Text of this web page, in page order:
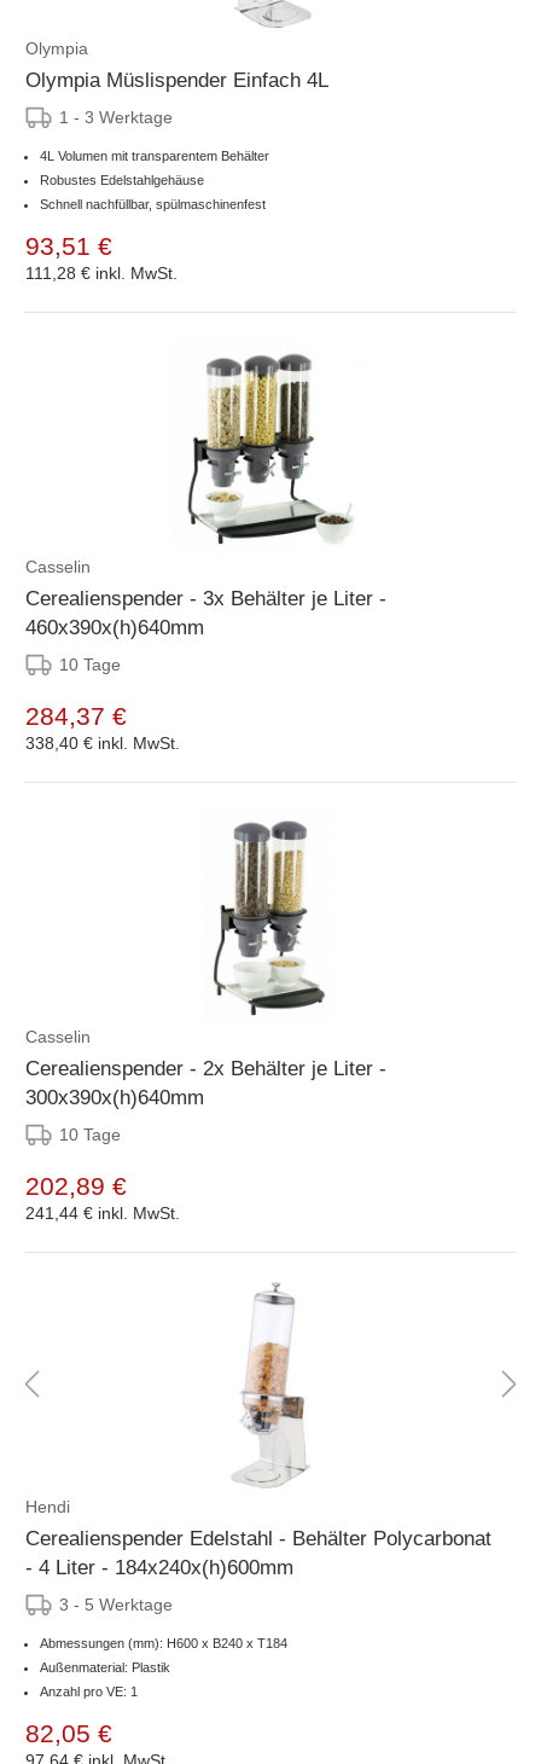
Olympia
Olympia Müslispender Einfach 4L
1 - 3 Werktage
4L Volumen mit transparentem Behälter
Robustes Edelstahlgehäuse
Schnell nachfüllbar, spülmaschinenfest
93,51 €
111,28 € inkl. MwSt.
Casselin
Cerealienspender - 3x Behälter je Liter -
460x390x(h)640mm
10 Tage
284,37 €
338,40 € inkl. MwSt.
Casselin
Cerealienspender - 2x Behälter je Liter -
300x390x(h)640mm
10 Tage
202,89 €
241,44 € inkl. MwSt.
Hendi
Cerealienspender Edelstahl - Behälter Polycarbonat
- 4 Liter - 184x240x(h)600mm
3 - 5 Werktage
Abmessungen (mm): H600 x B240 x T184
Außenmaterial: Plastik
Anzahl pro VE: 1
82,05 €